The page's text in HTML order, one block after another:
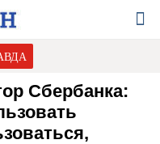
Сбербанка: